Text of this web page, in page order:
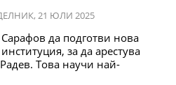
21 ЮЛИ 2025
да подготви нова
за да арестува
Това научи най-